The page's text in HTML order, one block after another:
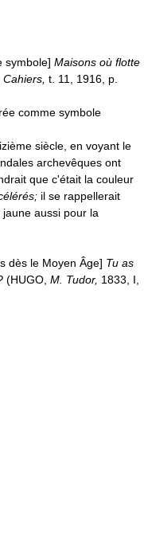
symbole] Maisons où flotte
Cahiers, t. 11, 1916, p.
comme symbole
siècle, en voyant le
archevêques ont
que c'était la couleur
il se rappellerait
aussi pour la
dès le Moyen Âge] Tu as
(HUGO, M. Tudor, 1833, I,